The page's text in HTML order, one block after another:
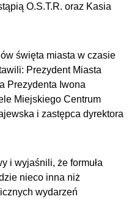
O.S.T.R. oraz Kasia
święta miasta w czasie
Prezydent Miasta
Prezydenta Iwona
Miejskiego Centrum
i zastępca dyrektora
i wyjaśnili, że formuła
nieco inna niż
wydarzeń